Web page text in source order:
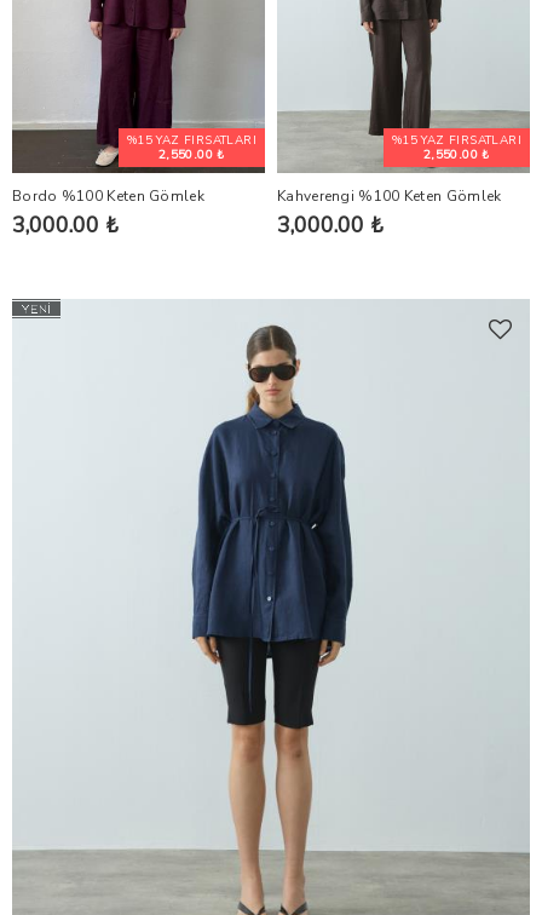
%15 YAZ FIRSATLARI
2,550.00 ₺
Bordo %100 Keten Gömlek
3,000.00 ₺
%15 YAZ FIRSATLARI
2,550.00 ₺
Kahverengi %100 Keten Gömlek
3,000.00 ₺